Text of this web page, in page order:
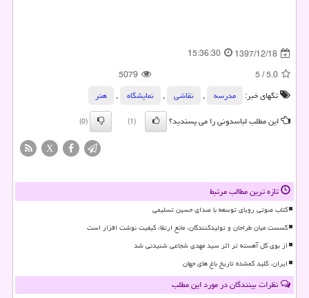
1397/12/18
15:36:30
5.0
/
5
5079
تگهای خبر:
مدرسه , نقاشی‌ , نمایشگاه ,
هنر
این مطلب لباسدونی را می پسندید؟
(1)
(0)
X
تازه ترین مطالب مرتبط
کتاب صوتی رویای توسعه با صدای حسین تسلیمی
گسست میان طراحان و تولیدکنندگان، مانع ارتقاء کیفیت نوشت افزار است
از بوی گل آهسته تر اثر سید مهدی شجاعی شنیدنی شد
ایران، کلید گمشده تاریخ باغ های جهان
نظرات بینندگان در مورد این مطلب